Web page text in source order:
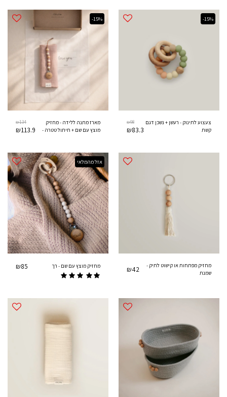
-15%
צעצוע לתינוק - רעשן + נשכן דגם
קשת
₪98
₪83.3
-15%
מארז מתנה ללידה - מחזיק
מוצץ עם שם + חיתול טטרה -
₪134
₪113.9
מחזיק מפתחות או קישוט לתיק -
שמנת
₪42
אזל מהמלאי
מחזיק מוצץ עם שם - רך ₪85